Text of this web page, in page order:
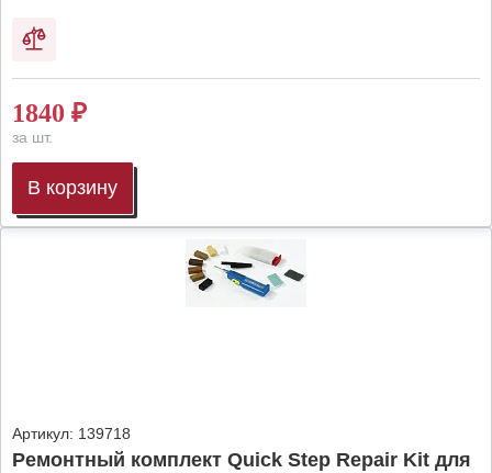
1840 ₽
за шт.
В корзину
Артикул: 139718
Ремонтный комплект Quick Step Repair Kit для